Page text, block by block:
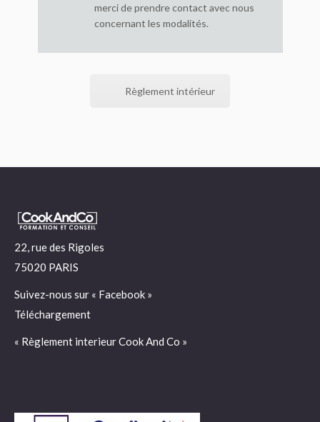
merci de prendre contact avec nous
concernant les modalités.
Règlement intérieur
22, rue des Rigoles
75020 PARIS
Suivez-nous sur « Facebook »
Téléchargement
« Règlement interieur Cook And Co »